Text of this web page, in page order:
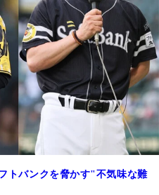
トバンクを脅かす"不気味な難